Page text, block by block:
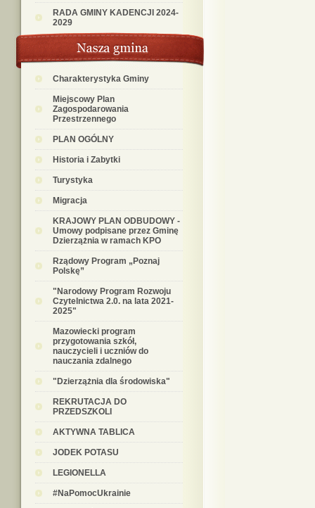
RADA GMINY KADENCJI 2024-
2029
Charakterystyka Gminy
Miejscowy Plan
Zagospodarowania
Przestrzennego
PLAN OGÓLNY
Historia i Zabytki
Turystyka
Migracja
KRAJOWY PLAN ODBUDOWY -
Umowy podpisane przez Gminę
Dzierzążnia w ramach KPO
Rządowy Program „Poznaj
Polskę”
"Narodowy Program Rozwoju
Czytelnictwa 2.0. na lata 2021-
2025"
Mazowiecki program
przygotowania szkół,
nauczycieli i uczniów do
nauczania zdalnego
"Dzierzążnia dla środowiska"
REKRUTACJA DO
PRZEDSZKOLI
AKTYWNA TABLICA
JODEK POTASU
LEGIONELLA
#NaPomocUkrainie